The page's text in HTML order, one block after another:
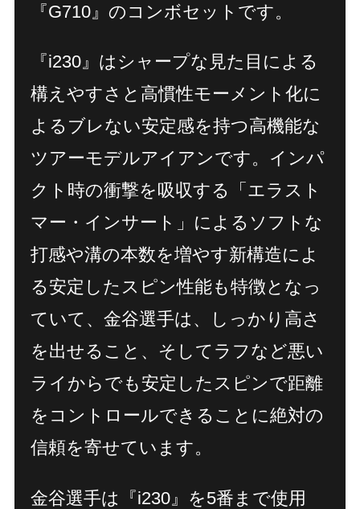
『G710』のコンボセットです。
『i230』はシャープな見た目による
構えやすさと高慣性モーメント化に
よるブレない安定感を持つ高機能な
ツアーモデルアイアンです。インパ
クト時の衝撃を吸収する「エラスト
マー・インサート」によるソフトな
打感や溝の本数を増やす新構造によ
る安定したスピン性能も特徴となっ
ていて、金谷選手は、しっかり高さ
を出せること、そしてラフなど悪い
ライからでも安定したスピンで距離
をコントロールできることに絶対の
信頼を寄せています。
金谷選手は『i230』を5番まで使用